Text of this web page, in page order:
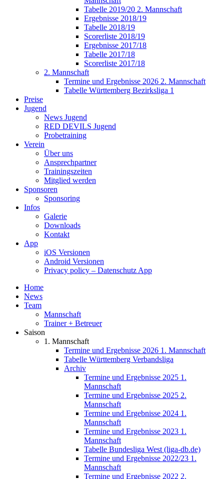
Tabelle 2019/20 2. Mannschaft
Ergebnisse 2018/19
Tabelle 2018/19
Scorerliste 2018/19
Ergebnisse 2017/18
Tabelle 2017/18
Scorerliste 2017/18
2. Mannschaft
Termine und Ergebnisse 2026 2. Mannschaft
Tabelle Württemberg Bezirksliga 1
Preise
Jugend
News Jugend
RED DEVILS Jugend
Probetraining
Verein
Über uns
Ansprechpartner
Trainingszeiten
Mitglied werden
Sponsoren
Sponsoring
Infos
Galerie
Downloads
Kontakt
App
iOS Versionen
Android Versionen
Privacy policy – Datenschutz App
Home
News
Team
Mannschaft
Trainer + Betreuer
Saison
1. Mannschaft
Termine und Ergebnisse 2026 1. Mannschaft
Tabelle Württemberg Verbandsliga
Archiv
Termine und Ergebnisse 2025 1.
Mannschaft
Termine und Ergebnisse 2025 2.
Mannschaft
Termine und Ergebnisse 2024 1.
Mannschaft
Termine und Ergebnisse 2023 1.
Mannschaft
Tabelle Bundesliga West (liga-db.de)
Termine und Ergebnisse 2022/23 1.
Mannschaft
Termine und Ergebnisse 2022 2.